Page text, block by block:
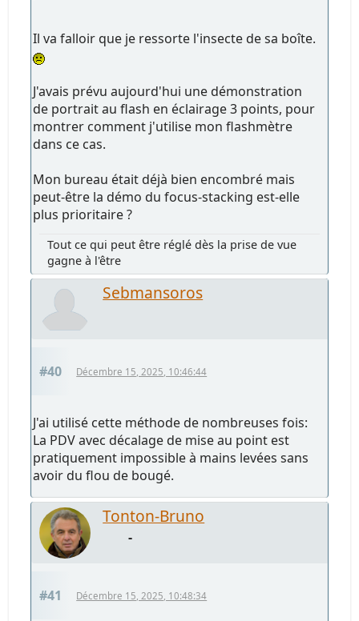
Il va falloir que je ressorte l'insecte de sa boîte.
J'avais prévu aujourd'hui une démonstration
de portrait au flash en éclairage 3 points, pour
montrer comment j'utilise mon flashmètre
dans ce cas.
Mon bureau était déjà bien encombré mais
peut-être la démo du focus-stacking est-elle
plus prioritaire ?
Tout ce qui peut être réglé dès la prise de vue
gagne à l'être
Sebmansoros
#40 Décembre 15, 2025, 10:46:44
J'ai utilisé cette méthode de nombreuses fois:
La PDV avec décalage de mise au point est
pratiquement impossible à mains levées sans
avoir du flou de bougé.
Tonton-Bruno
-
#41 Décembre 15, 2025, 10:48:34